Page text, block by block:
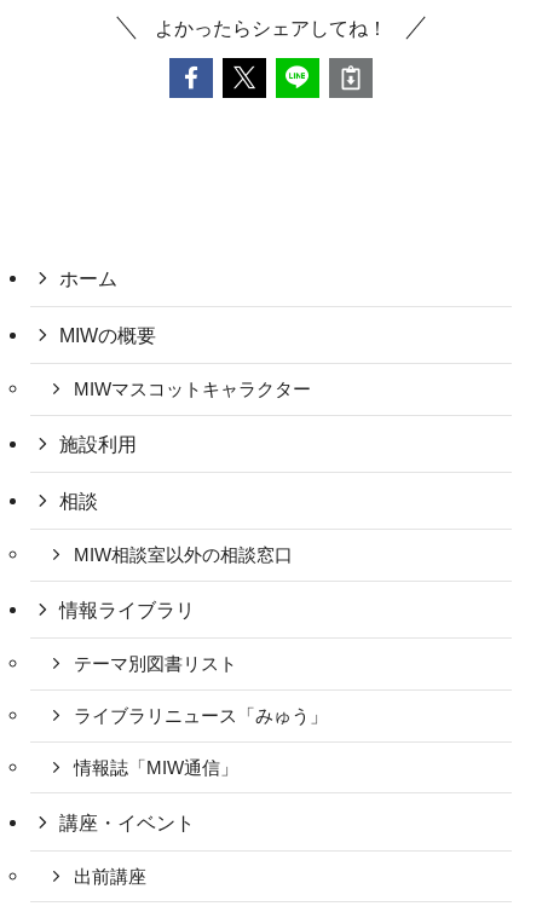
よかったらシェアしてね！
ホーム
MIWの概要
MIWマスコットキャラクター
施設利用
相談
MIW相談室以外の相談窓口
情報ライブラリ
テーマ別図書リスト
ライブラリニュース「みゅう」
情報誌「MIW通信」
講座・イベント
出前講座